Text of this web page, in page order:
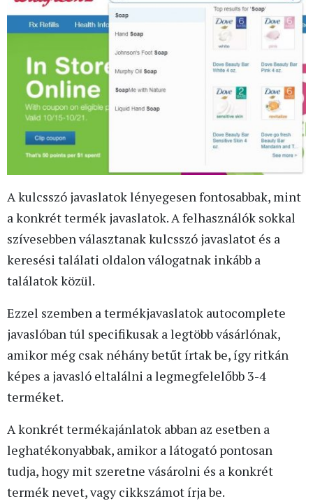
A kulcsszó javaslatok lényegesen fontosabbak, mint
a konkrét termék javaslatok. A felhasználók sokkal
szívesebben választanak kulcsszó javaslatot és a
keresési találati oldalon válogatnak inkább a
találatok közül.
Ezzel szemben a termékjavaslatok autocomplete
javaslóban túl specifikusak a legtöbb vásárlónak,
amikor még csak néhány betűt írtak be, így ritkán
képes a javasló eltalálni a legmegfelelőbb 3-4
terméket.
A konkrét termékajánlatok abban az esetben a
leghatékonyabbak, amikor a látogató pontosan
tudja, hogy mit szeretne vásárolni és a konkrét
termék nevet, vagy cikkszámot írja be.